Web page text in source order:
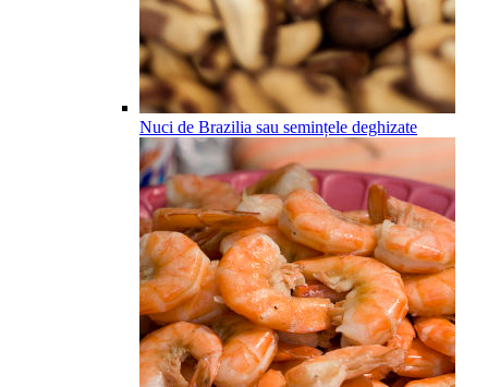
Nuci de Brazilia sau semințele deghizate